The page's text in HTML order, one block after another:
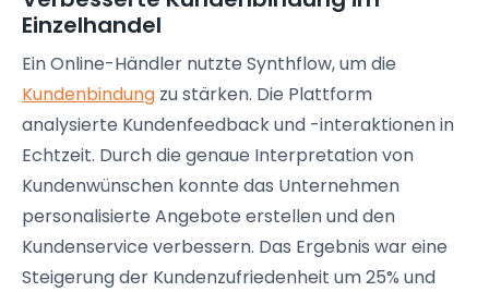
Einzelhandel
Ein Online-Händler nutzte Synthflow, um die
Kundenbindung zu stärken. Die Plattform
analysierte Kundenfeedback und -interaktionen in
Echtzeit. Durch die genaue Interpretation von
Kundenwünschen konnte das Unternehmen
personalisierte Angebote erstellen und den
Kundenservice verbessern. Das Ergebnis war eine
Steigerung der Kundenzufriedenheit um 25% und